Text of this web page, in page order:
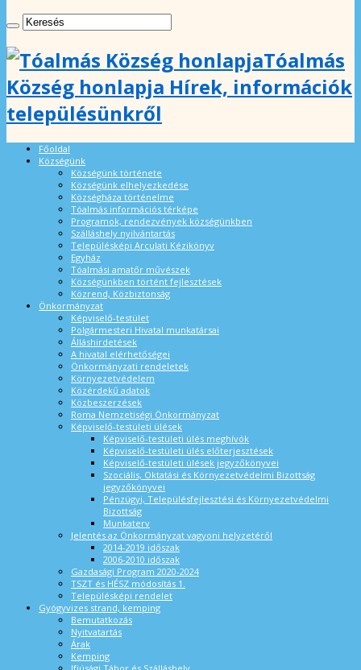
Tóalmás
Község honlapja Hírek, információk
településünkről
Főoldal
Községünk
Községünk története
Községünk elhelyezkedése
Községháza történelme
Tóalmás információs térképe
Programok, rendezvények községünkben
Szálláshely nyilvántartás
Településképi Arculati Kézikönyv
Egyház
Tóalmási amatőr művészek
Községünkben történt fejlesztések
Közrend, Közbiztonság
Önkormányzat
Képviselő-testület
Polgármesteri Hivatal munkatársai
Álláshirdetések
A hivatal elérhetőségei
Önkormányzati rendeletek
Környezetvédelem
Közérdekű adatok
Közbeszerzések
Roma Nemzetiségi Önkormányzat
Képviselő-testületi ülések
Képviselő-testületi ülés meghívók
Képviselő-testületi ülés előterjesztések
Képviselő-testületi ülések jegyzőkönyvei
Szociális, Oktatási és Környezetvédelmi Bizottság
jegyzőkönyvei
Pénzügyi, Településfejlesztési és Környezetvédelmi
Bizottság
Munkaterv
Jelentés az Önkormányzat vagyoni helyzetéről
2014-2019 időszak
2006-2010 időszak
Gazdasági Program 2020-2024
TSZT és HÉSZ módosítás 1.
Településképi rendelet
Gyógyvizes strand, kemping
Bemutatkozás
Nyitvatartás
Árak
Kemping